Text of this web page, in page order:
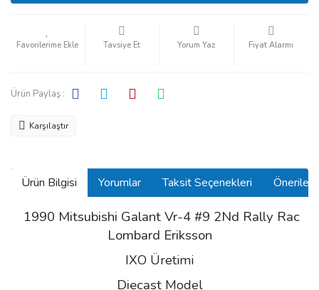
Tavsiye Et Yorum Yaz Fiyat Alarmı
Ürün Paylaş :
Karşılaştır
Ürün Bilgisi Yorumlar Taksit Seçenekleri
1990 Mitsubishi Galant Vr-4 #9 2Nd Rally Rac
Lombard Eriksson
IXO Üretimi
Diecast Model